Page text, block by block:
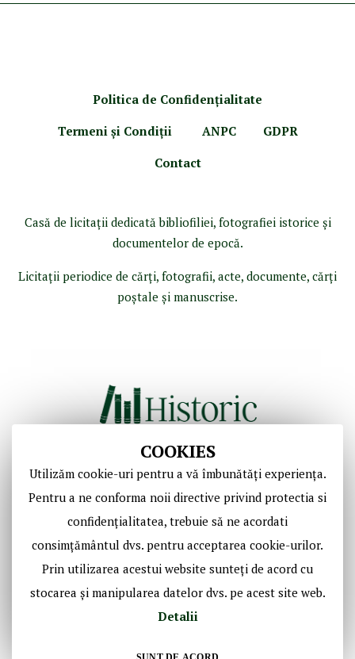
COOKIES
Utilizăm cookie-uri pentru a vă îmbunătăți experiența.
Pentru a ne conforma noii directive privind protectia si
confidențialitatea, trebuie să ne acordati
consimțământul dvs. pentru acceptarea cookie-urilor.
Prin utilizarea acestui website sunteți de acord cu
stocarea și manipularea datelor dvs. pe acest site web.
Detalii
Politica de Confidenţialitate
Termeni şi Condiţii
ANPC
GDPR
Contact
Casă de licitaţii dedicată bibliofiliei, fotografiei istorice şi
documentelor de epocă.
Licitaţii periodice de cărţi, fotografii, acte, documente, cărţi
poştale şi manuscrise.
Copyright © Casa de Licitaţii Historic SRL
Social Media Historic